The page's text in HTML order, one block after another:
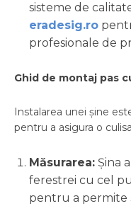
sisteme de
eradesig.ro
profesionale de
Ghid de montaj pas
Instalarea unei șine
pentru a asigura o
Măsurarea: Șina
ferestrei cu cel
pentru a permite